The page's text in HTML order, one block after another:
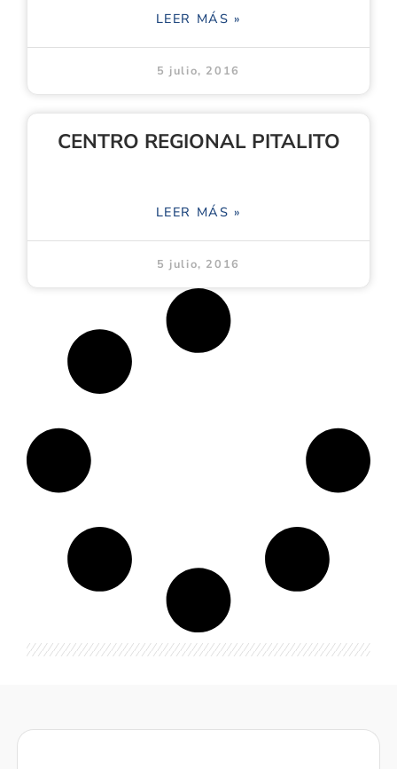
LEER MÁS »
5 julio, 2016
CENTRO REGIONAL PITALITO
LEER MÁS »
5 julio, 2016